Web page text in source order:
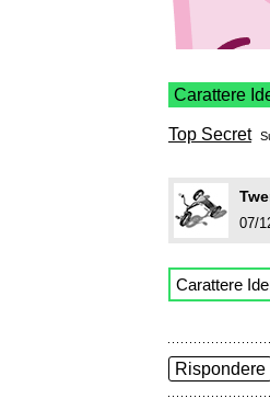
Carattere
Top Secret
07/
Carattere
Rispondere